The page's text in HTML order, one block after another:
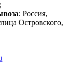
;
: Россия,
Островского,